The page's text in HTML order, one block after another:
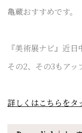
亀蔵おすすめです。
『美術展ナビ』近日
その2、その3もアッ
詳しくはこちらをタ